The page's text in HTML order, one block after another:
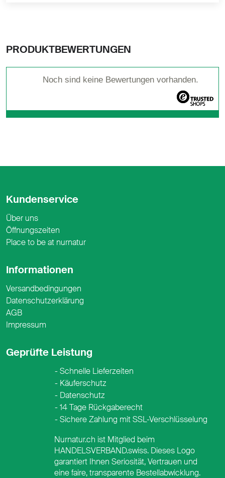
PRODUKTBEWERTUNGEN
Noch sind keine Bewertungen vorhanden.
Kundenservice
Über uns
Öffnungszeiten
Place to be at nurnatur
Informationen
Versandbedingungen
Datenschutzerklärung
AGB
Impressum
Geprüfte Leistung
Schnelle Lieferzeiten
Käuferschutz
Datenschutz
14 Tage Rückgaberecht
Sichere Zahlung mit SSL-Verschlüsselung
Nurnatur.ch ist Mitglied beim
HANDELSVERBAND.swiss. Dieses Logo
garantiert Ihnen Seriosität, Vertrauen und
eine faire, transparente Bestellabwicklung.